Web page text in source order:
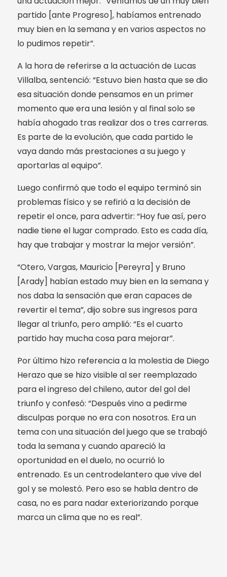
partido [ante Progreso], habíamos entrenado
muy bien en la semana y en varios aspectos no
lo pudimos repetir”.
A la hora de referirse a la actuación de Lucas
Villalba, sentenció: “Estuvo bien hasta que se dio
esa situación donde pensamos en un primer
momento que era una lesión y al final solo se
había ahogado tras realizar dos o tres carreras.
Es parte de la evolución, que cada partido le
vaya dando más prestaciones a su juego y
aportarlas al equipo”.
Luego confirmó que todo el equipo terminó sin
problemas físico y se refirió a la decisión de
repetir el once, para advertir: “Hoy fue así, pero
nadie tiene el lugar comprado. Esto es cada día,
hay que trabajar y mostrar la mejor versión”.
“Otero, Vargas, Mauricio [Pereyra] y Bruno
[Arady] habían estado muy bien en la semana y
nos daba la sensación que eran capaces de
revertir el tema”, dijo sobre sus ingresos para
llegar al triunfo, pero amplió: “Es el cuarto
partido hay mucha cosa para mejorar”.
Por último hizo referencia a la molestia de Diego
Herazo que se hizo visible al ser reemplazado
para el ingreso del chileno, autor del gol del
triunfo y confesó: “Después vino a pedirme
disculpas porque no era con nosotros. Era un
tema con una situación del juego que se trabajó
toda la semana y cuando apareció la
oportunidad en el duelo, no ocurrió lo
entrenado. Es un centrodelantero que vive del
gol y se molestó. Pero eso se habla dentro de
casa, no es para nadar exteriorizando porque
marca un clima que no es real”.